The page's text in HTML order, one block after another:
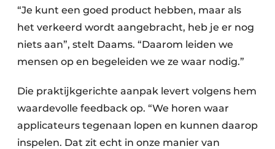
“Je kunt een goed product hebben, maar als
het verkeerd wordt aangebracht, heb je er nog
niets aan”, stelt Daams. “Daarom leiden we
mensen op en begeleiden we ze waar nodig.”
Die praktijkgerichte aanpak levert volgens hem
waardevolle feedback op. “We horen waar
applicateurs tegenaan lopen en kunnen daarop
inspelen. Dat zit echt in onze manier van